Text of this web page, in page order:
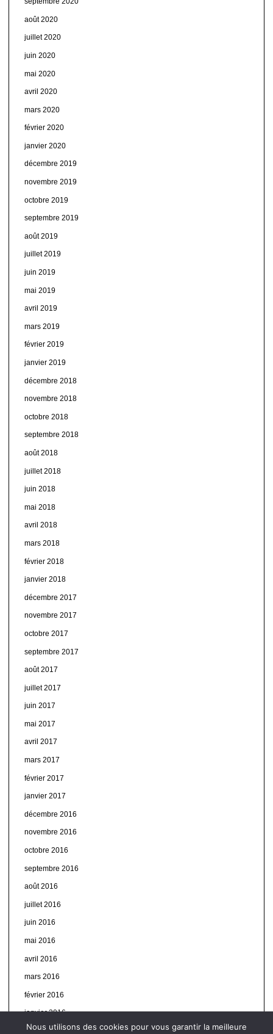
août 2020
juillet 2020
juin 2020
mai 2020
avril 2020
mars 2020
février 2020
janvier 2020
décembre 2019
novembre 2019
octobre 2019
septembre 2019
août 2019
juillet 2019
juin 2019
mai 2019
avril 2019
mars 2019
février 2019
janvier 2019
décembre 2018
novembre 2018
octobre 2018
septembre 2018
août 2018
juillet 2018
juin 2018
mai 2018
avril 2018
mars 2018
février 2018
janvier 2018
décembre 2017
novembre 2017
octobre 2017
septembre 2017
août 2017
juillet 2017
juin 2017
mai 2017
avril 2017
mars 2017
février 2017
janvier 2017
décembre 2016
novembre 2016
octobre 2016
septembre 2016
août 2016
juillet 2016
juin 2016
mai 2016
avril 2016
mars 2016
février 2016
janvier 2016
Nous utilisons des cookies pour vous garantir la meilleure